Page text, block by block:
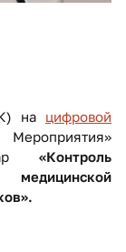
на цифровой
«Контроль